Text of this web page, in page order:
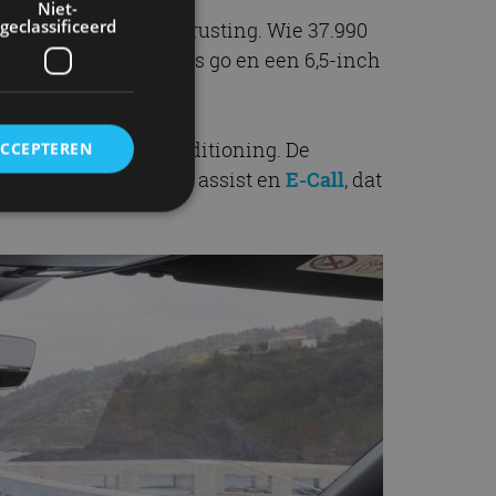
standaarduitrusting. Wie 37.990
10,25-inch, keyless go en een 6,5-inch
en airconditioning. De
lane assist en E-Call, dat
Niet-
geclassificeerd
en
om
de bezoeker
van de
van